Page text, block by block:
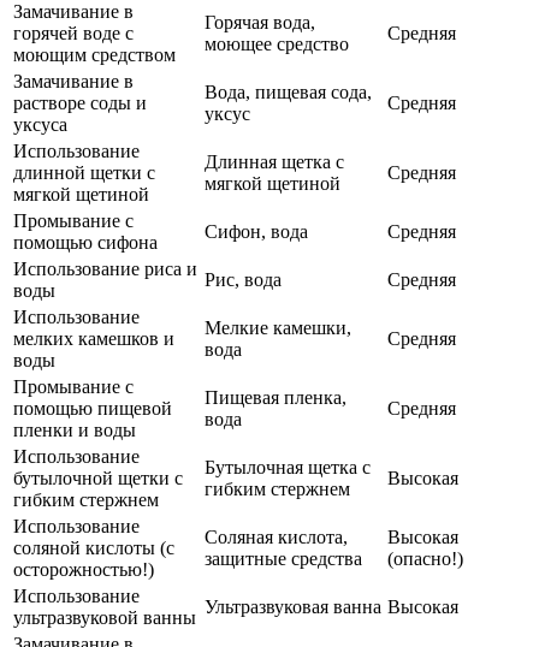
Замачивание в
горячей воде с
моющим средством
Горячая вода,
моющее средство
Средняя
Замачивание в
растворе соды и
уксуса
Вода, пищевая сода,
уксус
Средняя
Использование
длинной щетки с
мягкой щетиной
Длинная щетка с
мягкой щетиной
Средняя
Промывание с
помощью сифона
Сифон, вода
Средняя
Использование риса и
воды
Рис, вода
Средняя
Использование
мелких камешков и
воды
Мелкие камешки,
вода
Средняя
Промывание с
помощью пищевой
пленки и воды
Пищевая пленка,
вода
Средняя
Использование
бутылочной щетки с
гибким стержнем
Бутылочная щетка с
гибким стержнем
Высокая
Использование
соляной кислоты (с
осторожностью!)
Соляная кислота,
защитные средства
Высокая
(опасно!)
Использование
ультразвуковой ванны
Ультразвуковая ванна Высокая